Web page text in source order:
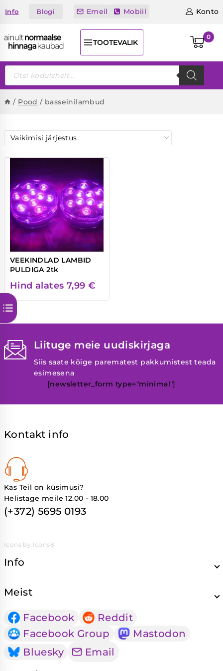
toInfo Blogi Emeil Mobiil Konto
TOOTEVALIK
0
Products
search
/ Pood / basseinilambud
VEEKINDLAD LAMBID
PULDIGA 2tk
Hind alates 7,99 €
Liituge meie uudiskirjaga
Siis saate kõige parematest pakkumistest teada
esimesena
[newsletter_form type="minimal"]
Kontakt info
Kas Teil on küsimusi?
Helistage meile 12.00 - 18.00
(+372) 5695 0193
Icons by Icons8
Info
Meist
Facebook
Reddit
Facebook Group
Mastodon
Bluesky
Email